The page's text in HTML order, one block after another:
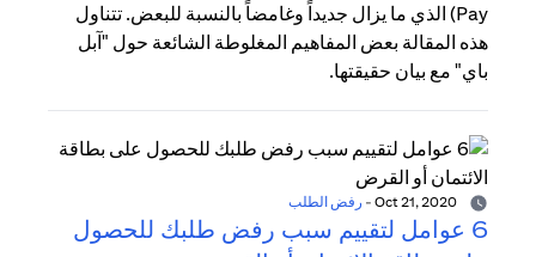
Pay) الذي ما يزال جديداً وغامضاً بالنسبة للبعض. تتناول
هذه المقالة بعض المفاهيم المغلوطة الشائعة حول "آبل
باي" مع بيان حقيقتها.
- رفض الطلب
6 عوامل لتقييم سبب رفض طلبك للحصول